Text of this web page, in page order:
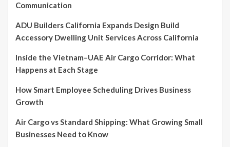
Communication
ADU Builders California Expands Design Build
Accessory Dwelling Unit Services Across California
Inside the Vietnam–UAE Air Cargo Corridor: What
Happens at Each Stage
How Smart Employee Scheduling Drives Business
Growth
Air Cargo vs Standard Shipping: What Growing Small
Businesses Need to Know